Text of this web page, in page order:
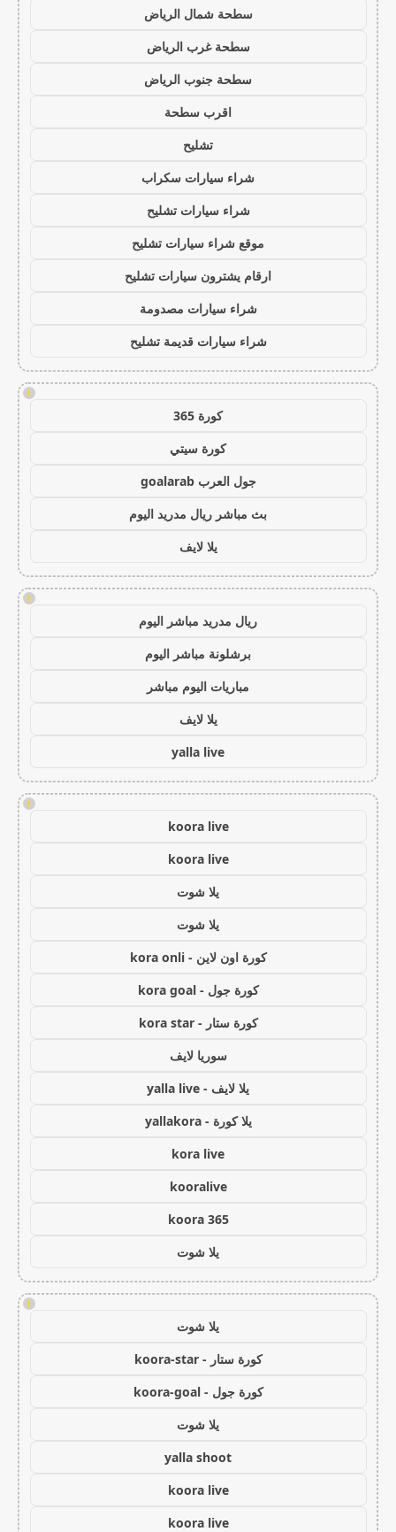
سطحة شمال الرياض
سطحة غرب الرياض
سطحة جنوب الرياض
اقرب سطحة
تشليح
شراء سيارات سكراب
شراء سيارات تشليح
موقع شراء سيارات تشليح
ارقام يشترون سيارات تشليح
شراء سيارات مصدومة
شراء سيارات قديمة تشليح
!
كورة 365
كورة سيتي
جول العرب goalarab
بث مباشر ريال مدريد اليوم
يلا لايف
!
ريال مدريد مباشر اليوم
برشلونة مباشر اليوم
مباريات اليوم مباشر
يلا لايف
yalla live
!
koora live
koora live
يلا شوت
يلا شوت
كورة اون لاين - kora onli
كورة جول - kora goal
كورة ستار - kora star
سوريا لايف
يلا لايف - yalla live
يلا كورة - yallakora
kora live
kooralive
koora 365
يلا شوت
!
يلا شوت
كورة ستار - koora-star
كورة جول - koora-goal
يلا شوت
yalla shoot
koora live
koora live